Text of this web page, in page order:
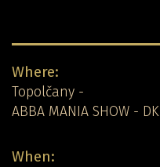
Where:
Topolčany -
ABBA MANIA SHOW - DK
When: